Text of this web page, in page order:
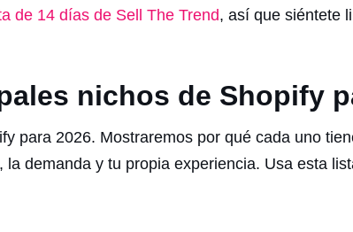
de 14 días de Sell The Trend, así que siéntete
nichos de Shopify
para 2026. Mostraremos por qué cada uno
demanda y tu propia experiencia. Usa esta